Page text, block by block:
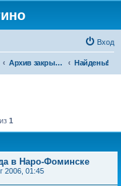
Вход
Архив закрытых тем Найдены!
из 1
в Наро-Фоминске
2006, 01:45